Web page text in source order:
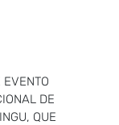
DE
QUE